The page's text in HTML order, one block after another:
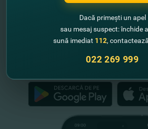
"FinComBank" S.A. este
Schemei de Garantare a
din Republica Moldova
Dacă primești un apel
sau mesaj suspect: închide
sună imediat 112,
022 269 999